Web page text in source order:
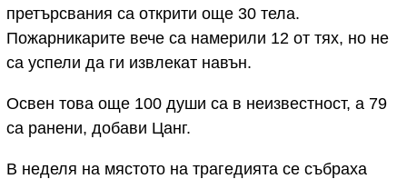
претърсвания са открити още 30 тела.
Пожарникарите вече са намерили 12 от тях, но не
са успели да ги извлекат навън.
Освен това още 100 души са в неизвестност, а 79
са ранени, добави Цанг.
В неделя на мястото на трагедията се събраха